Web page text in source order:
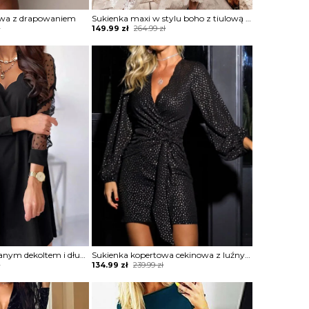
z drapowaniem
264.99zł
Original
was:
264.99 zł.
149.99 zł
Current
is:
149.99 zł.
239.99zł
Original
239.99 zł.
134.99 zł
Current
134.99 zł.